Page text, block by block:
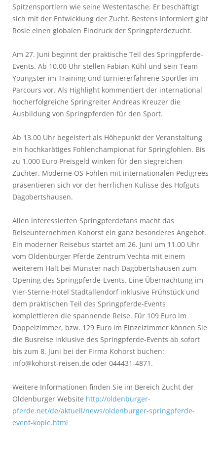
Spitzensportlern wie seine Westentasche. Er beschäftigt
sich mit der Entwicklung der Zucht. Bestens informiert gibt
Rosie einen globalen Eindruck der Springpferdezucht.
Am 27. Juni beginnt der praktische Teil des Springpferde-
Events. Ab 10.00 Uhr stellen Fabian Kühl und sein Team
Youngster im Training und turniererfahrene Sportler im
Parcours vor. Als Highlight kommentiert der international
hocherfolgreiche Springreiter Andreas Kreuzer die
Ausbildung von Springpferden für den Sport.
Ab 13.00 Uhr begeistert als Höhepunkt der Veranstaltung
ein hochkarätiges Fohlenchampionat für Springfohlen. Bis
zu 1.000 Euro Preisgeld winken für den siegreichen
Züchter. Moderne OS-Fohlen mit internationalen Pedigrees
präsentieren sich vor der herrlichen Kulisse des Hofguts
Dagobertshausen.
Allen interessierten Springpferdefans macht das
Reiseunternehmen Kohorst ein ganz besonderes Angebot.
Ein moderner Reisebus startet am 26. Juni um 11.00 Uhr
vom Oldenburger Pferde Zentrum Vechta mit einem
weiterem Halt bei Münster nach Dagobertshausen zum
Opening des Springpferde-Events. Eine Übernachtung im
Vier-Sterne-Hotel Stadtallendorf inklusive Frühstück und
dem praktischen Teil des Springpferde-Events
komplettieren die spannende Reise. Für 109 Euro im
Doppelzimmer, bzw. 129 Euro im Einzelzimmer können Sie
die Busreise inklusive des Springpferde-Events ab sofort
bis zum 8. Juni bei der Firma Kohorst buchen:
info@kohorst-reisen.de oder 044431-4871.
Weitere Informationen finden Sie im Bereich Zucht der
Oldenburger Website http://oldenburger-
pferde.net/de/aktuell/news/oldenburger-springpferde-
event-kopie.html